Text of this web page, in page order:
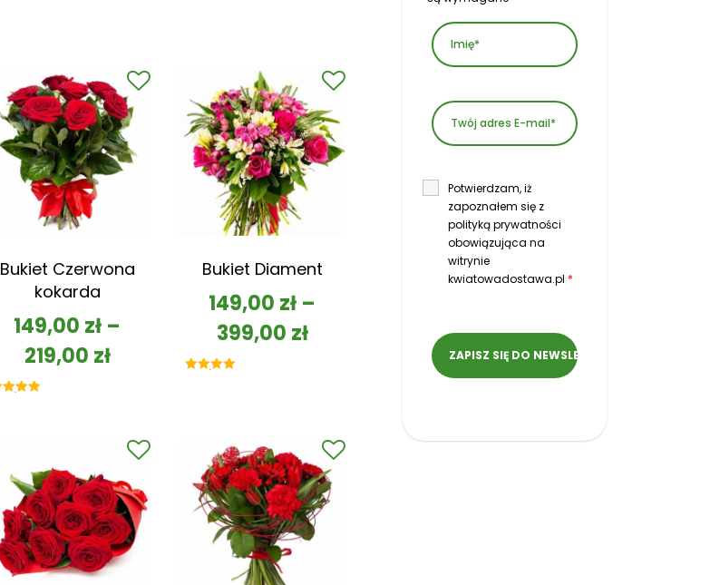
Bukiet Czerwona
kokarda
149,00 zł –
219,00 zł
Bukiet Diament
149,00 zł –
399,00 zł
Potwierdzam, iż
zapoznałem się z
polityką prywatności
obowiązująca na
witrynie
kwiatowadostawa.pl *